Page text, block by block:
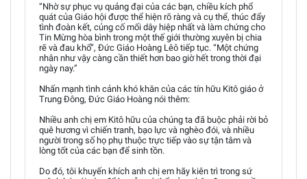
“Nhờ sự phục vụ quảng đại của các bạn, chiều kích phổ
quát của Giáo hội được thể hiện rõ ràng và cụ thể, thúc đẩy
tình đoàn kết, củng cố mối dây hiệp nhất và làm chứng cho
Tin Mừng hòa bình trong một thế giới thường xuyên bị chia
rẽ và đau khổ”, Đức Giáo Hoàng Lêô tiếp tục. “Một chứng
nhân như vậy càng cần thiết hơn bao giờ hết trong thời đại
ngày nay.”
Nhấn mạnh tình cảnh khó khăn của các tín hữu Kitô giáo ở
Trung Đông, Đức Giáo Hoàng nói thêm:
Nhiều anh chị em Kitô hữu của chúng ta đã buộc phải rời bỏ
quê hương vì chiến tranh, bạo lực và nghèo đói, và nhiều
người trong số họ phụ thuộc trực tiếp vào sự tận tâm và
lòng tốt của các bạn để sinh tồn.
Do đó, tôi khuyến khích anh chị em hãy kiên trì trong sứ